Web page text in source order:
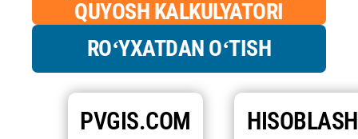
QUYOSH KALKULYATORI
ROʻYXATDAN OʻTISH
PVGIS.COM
HISOBLASH